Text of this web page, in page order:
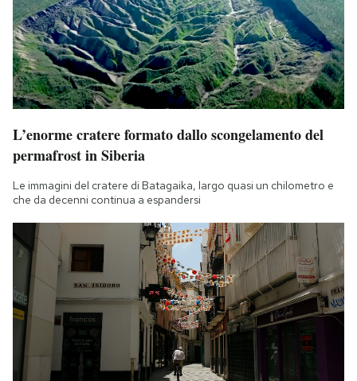
L’enorme cratere formato dallo scongelamento del
permafrost in Siberia
Le immagini del cratere di Batagaika, largo quasi un chilometro e
che da decenni continua a espandersi